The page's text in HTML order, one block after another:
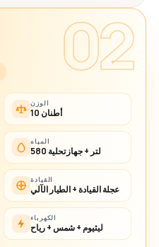
02
الوزن
10 أطنان
المياه
580 لتر + جهاز تحلية
القيادة
عجلة القيادة + الطيار الآلي
الكهرباء
ليثيوم + شمس + رياح